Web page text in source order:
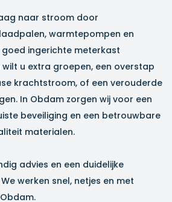
naar stroom door
warmtepompen en
goed ingerichte meterkast
wilt u extra groepen, een overstap
krachtstroom, of een verouderde
In Obdam zorgen wij voor een
beveiliging en een betrouwbare
materialen.
advies en een duidelijke
werken snel, netjes en met
Obdam.